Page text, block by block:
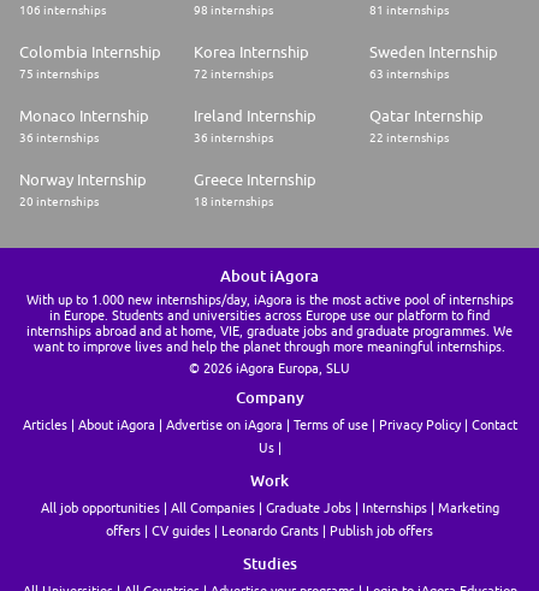
106 internships 98 internships 81 internships
Colombia Internship
75 internships
Korea Internship
72 internships
Sweden Internship
63 internships
Monaco Internship
36 internships
Ireland Internship
36 internships
Qatar Internship
22 internships
Norway Internship
20 internships
Greece Internship
18 internships
About iAgora
With up to 1.000 new internships/day, iAgora is the most active pool of internships
in Europe. Students and universities across Europe use our platform to find
internships abroad and at home, VIE, graduate jobs and graduate programmes. We
want to improve lives and help the planet through more meaningful internships.
© 2026 iAgora Europa, SLU
Company
Articles About iAgora Advertise on iAgora Terms of use Privacy Policy
Contact
Us
Work
All job opportunities All Companies Graduate Jobs Internships
Marketing
offers
CV guides Leonardo Grants Publish job offers
Studies